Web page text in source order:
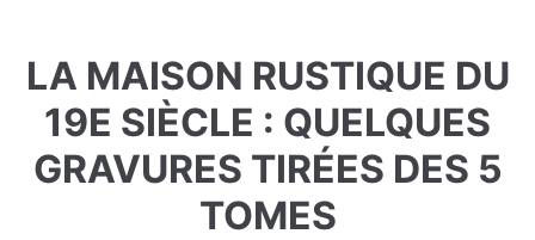
LA MAISON RUSTIQUE DU
19E SIÈCLE : QUELQUES
GRAVURES TIRÉES DES 5
TOMES